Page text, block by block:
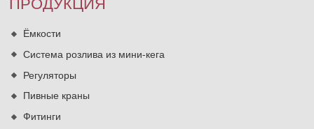
ПРОДУКЦИЯ
Ёмкости
Система розлива из мини-кега
Регуляторы
Пивные краны
Фитинги